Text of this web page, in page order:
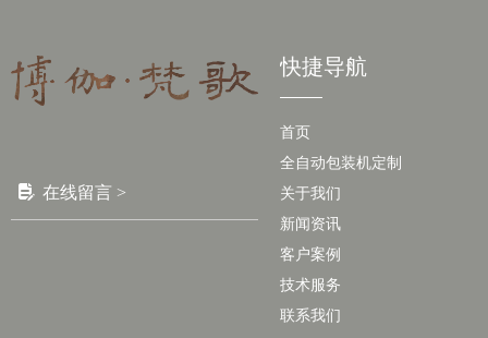
넖 在线留言 >
快捷导航
首页
全自动包装机定制
关于我们
新闻资讯
客户案例
技术服务
联系我们